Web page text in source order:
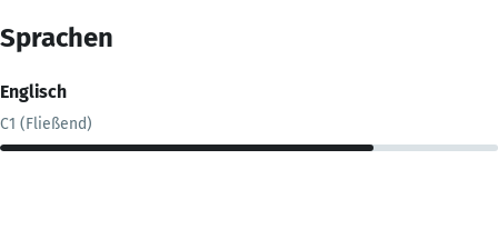
Sprachen
Englisch
C1 (Fließend)